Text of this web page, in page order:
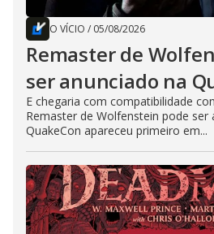
O VÍCIO / 05/08/2026
Remaster de
ser anunciado na
E chegaria com compatibilidade
Remaster de Wolfenstein pode ser
QuakeCon apareceu primeiro em...